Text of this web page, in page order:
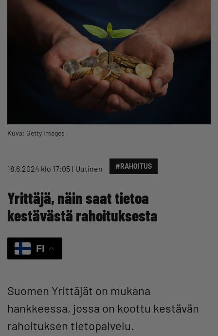
Kuva: Getty Images
18.6.2024 klo 17:05 Uutinen #RAHOITUS
Yrittäjä, näin saat tietoa
kestävästä rahoituksesta
FI
Suomen Yrittäjät on mukana
hankkeessa, jossa on koottu kestävän
rahoituksen tietopalvelu.